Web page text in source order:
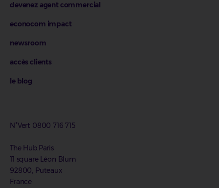
devenez agent commercial
econocom impact
newsroom
accès clients
le blog
N°Vert 0800 716 715
The Hub.Paris
11 square Léon Blum
92800, Puteaux
France